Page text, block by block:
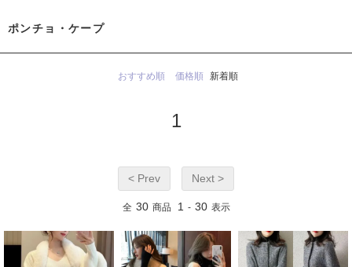
ポンチョ・ケープ
おすすめ順 価格順 新着順
1
< Prev Next >
全 30 商品 1 - 30 表示